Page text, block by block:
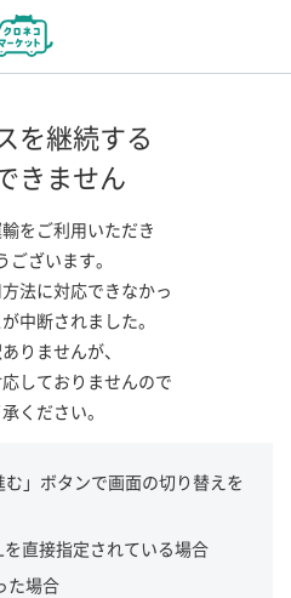
を継続する
きません
をご利用いただき
ございます。
法に対応できなかっ
中断されました。
りませんが、
しておりませんので
ください。
」ボタンで画面の切り替えを
直接指定されている場合
た場合